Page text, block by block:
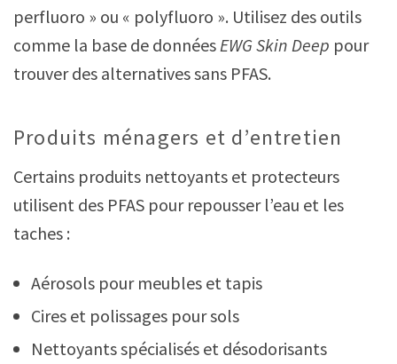
perfluoro » ou « polyfluoro ». Utilisez des outils
comme la base de données EWG Skin Deep pour
trouver des alternatives sans PFAS.
Produits ménagers et d’entretien
Certains produits nettoyants et protecteurs
utilisent des PFAS pour repousser l’eau et les
taches :
Aérosols pour meubles et tapis
Cires et polissages pour sols
Nettoyants spécialisés et désodorisants